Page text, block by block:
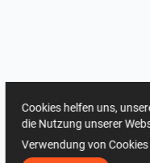
Cookies helfen uns,
die Nutzung unserer
Verwendung von